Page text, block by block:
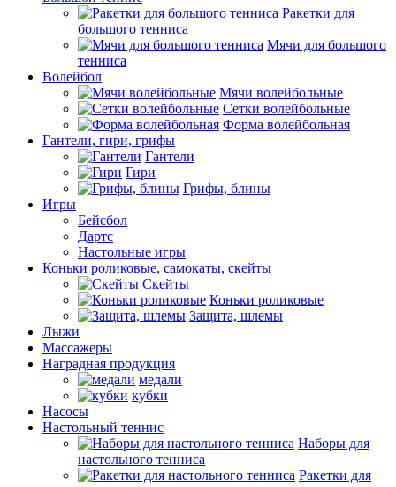
Ракетки для
большого тенниса
Мячи для большого
тенниса
Волейбол
Мячи волейбольные
Сетки волейбольные
Форма волейбольная
Гантели, гири, грифы
Гантели
Гири
Грифы, блины
Игры
Бейсбол
Дартс
Настольные игры
Коньки роликовые, самокаты, скейты
Скейты
Коньки роликовые
Защита, шлемы
Лыжи
Массажеры
Наградная продукция
медали
кубки
Насосы
Настольный теннис
Наборы для
настольного тенниса
Ракетки для